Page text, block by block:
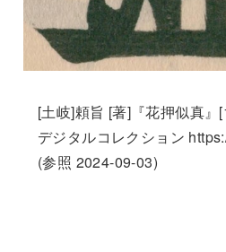
[土岐]頼旨 [著]『花押似真
デジタルコレクション
(参照 2024-09-03)